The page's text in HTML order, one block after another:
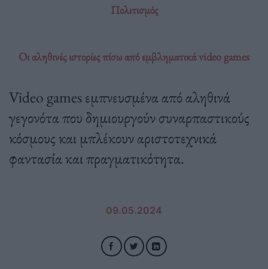
Πολιτισμός
Οι αληθινές ιστορίες πίσω από εμβληματικά video games
Video games εμπνευσμένα από αληθινά
γεγονότα που δημιουργούν συναρπαστικούς
κόσμους και μπλέκουν αριστοτεχνικά
φαντασία και πραγματικότητα.
09.05.2024